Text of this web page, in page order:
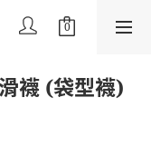
襪 (袋型襪)